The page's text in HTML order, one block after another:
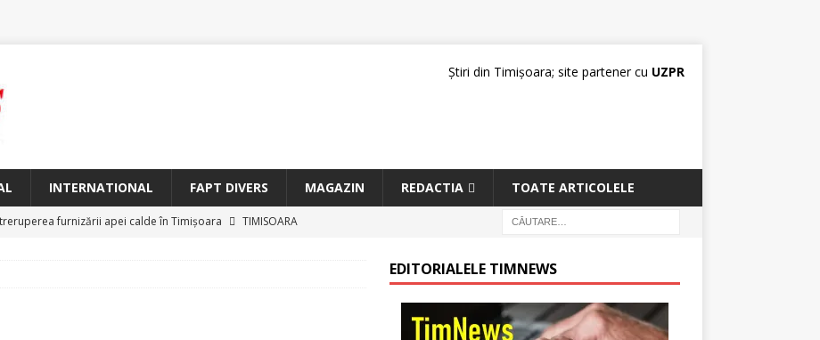
Știri din Timișoara; site partener cu UZPR
INTERNATIONAL FAPT DIVERS MAGAZIN REDACTIA TOATE ARTICOLELE
furnizării apei calde în Timișoara
TIMISOARA
EDITORIALELE TIMNEWS